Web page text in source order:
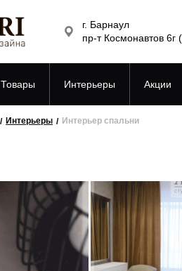
г. Барнаул
пр-т Космонавтов 6г
Товары Интерьеры Акции
Интерьеры Интерьер спальни